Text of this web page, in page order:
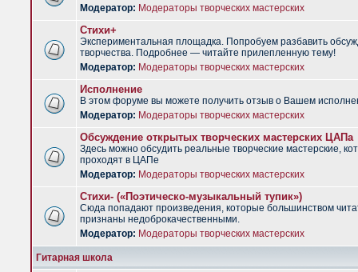
Модератор: Модераторы творческих мастерских
Стихи+
Экспериментальная площадка. Попробуем разбавить
творчества. Подробнее — читайте прилепленную тему!
Модератор: Модераторы творческих мастерских
Исполнение
В этом форуме вы можете получить отзыв о Вашем
Модератор: Модераторы творческих мастерских
Обсуждение открытых творческих мастерских ЦАПа
Здесь можно обсудить реальные творческие мастерские,
проходят в ЦАПе
Модератор: Модераторы творческих мастерских
Стихи- («Поэтическо-музыкальный тупик»)
Сюда попадают произведения, которые большинством
признаны недоброкачественными.
Модератор: Модераторы творческих мастерских
Гитарная школа